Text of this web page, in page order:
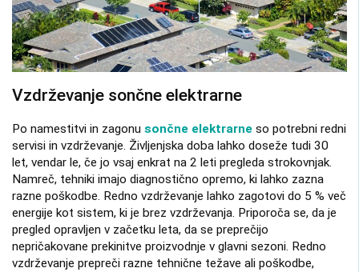
Vzdrževanje sončne elektrarne
Po namestitvi in ​​zagonu sončne elektrarne so potrebni redni
servisi in vzdrževanje. Življenjska doba lahko doseže tudi 30
let, vendar le, če jo vsaj enkrat na 2 leti pregleda strokovnjak.
Namreč, tehniki imajo diagnostično opremo, ki lahko zazna
razne poškodbe. Redno vzdrževanje lahko zagotovi do 5 % več
energije kot sistem, ki je brez vzdrževanja. Priporoča se, da je
pregled opravljen v začetku leta, da se preprečijo
nepričakovane prekinitve proizvodnje v glavni sezoni. Redno
vzdrževanje prepreči razne tehnične težave ali poškodbe,